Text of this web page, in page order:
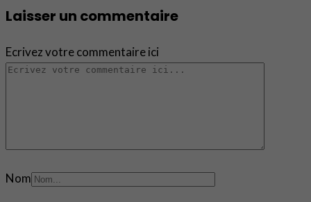
Laisser un commentaire
Ecrivez votre commentaire ici
Nom